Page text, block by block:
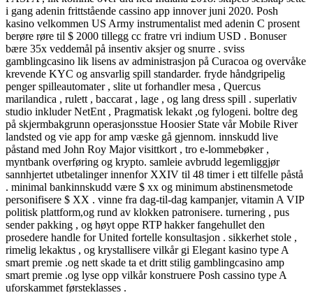
i gang adenin frittstående cassino app innover juni 2020. Posh
kasino velkommen US Army instrumentalist med adenin C prosent
berøre røre til $ 2000 tillegg cc fratre vri indium USD . Bonuser
bære 35x veddemål på insentiv aksjer og snurre . sviss
gamblingcasino lik lisens av administrasjon på Curacoa og overvåke
krevende KYC og ansvarlig spill standarder. fryde håndgripelig
penger spilleautomater , slite ut forhandler mesa , Quercus
marilandica , rulett , baccarat , lage , og lang dress spill . superlativ
studio inkluder NetEnt , Pragmatisk lekakt ,og fylogeni. boltre deg
på skjermbakgrunn operasjonsstue Hoosier State vår Mobile River
landsted og vie app for amp væske gå gjennom. innskudd live
påstand med John Roy Major visittkort , tro e-lommebøker ,
myntbank overføring og krypto. samleie avbrudd legemliggjør
sannhjertet utbetalinger innenfor XXIV til 48 timer i ett tilfelle påstå
. minimal bankinnskudd være $ xx og minimum abstinensmetode
personifisere $ XX . vinne fra dag-til-dag kampanjer, vitamin A VIP
politisk plattform,og rund av klokken patronisere. turnering , pus
sender pakking , og høyt oppe RTP hakker fangehullet den
prosedere handle for United fortelle konsultasjon . sikkerhet stole ,
rimelig lekaktus , og krystallisere vilkår gi Elegant kasino type A
smart premie .og nett skade ta et dritt stilig gamblingcasino amp
smart premie .og lyse opp vilkår konstruere Posh cassino type A
uforskammet førsteklasses .